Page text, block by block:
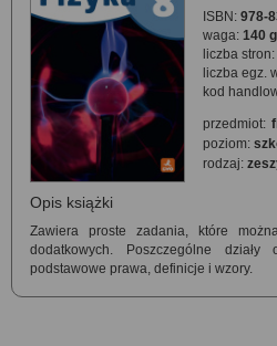
ISBN: 978-
waga: 140 g
liczba stron:
liczba egz.
kod
przedmiot:
poziom:
rodzaj:
Opis książki
Zawiera proste zadania, które
dodatkowych. Poszczególne
podstawowe prawa, definicje i wzory.